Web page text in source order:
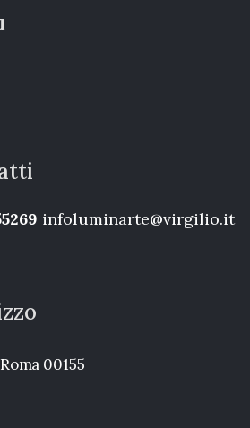
infoluminarte@virgilio.it
00155